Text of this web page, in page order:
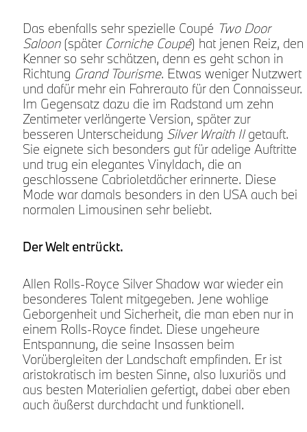
Das ebenfalls sehr spezielle Coupé Two Door
Saloon(später Corniche Coupé) hat jenen Reiz, den
Kenner so sehr schätzen, denn es geht schon in
Richtung Grand Tourisme. Etwas weniger Nutzwert
und dafür mehr ein Fahrerauto für den Connaisseur.
Im Gegensatz dazu die im Radstand um zehn
Zentimeter verlängerte Version, später zur
besseren Unterscheidung Silver Wraith IIgetauft.
Sie eignete sich besonders gut für adelige Auftritte
und trug ein elegantes Vinyldach, die an
geschlossene Cabrioletdächer erinnerte. Diese
Mode war damals besonders in den USA auch bei
normalen Limousinen sehr beliebt.
Der Welt entrückt.
Allen Rolls-Royce Silver Shadow war wieder ein
besonderes Talent mitgegeben. Jene wohlige
Geborgenheit und Sicherheit, die man eben nur in
einem Rolls-Royce findet. Diese ungeheure
Entspannung, die seine Insassen beim
Vorübergleiten der Landschaft empfinden. Er ist
aristokratisch im besten Sinne, also luxuriös und
aus besten Materialien gefertigt, dabei aber eben
auch äußerst durchdacht und funktionell.